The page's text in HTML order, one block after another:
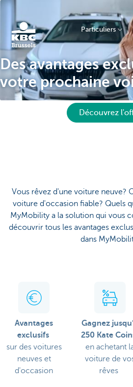
KBC
Particuliers
Des avantages
votre prochaine
Découvrez
Vous rêvez d'une voiture neuve?
voiture d'occasion fiable? Quels
MyMobility a la solution qui vous
découvrir tous les avantages
dans
Avantages
exclusifs
sur des voitures
neuves et
d'occasion
Gagnez
250 Kate
en achetant
voiture de
rêves